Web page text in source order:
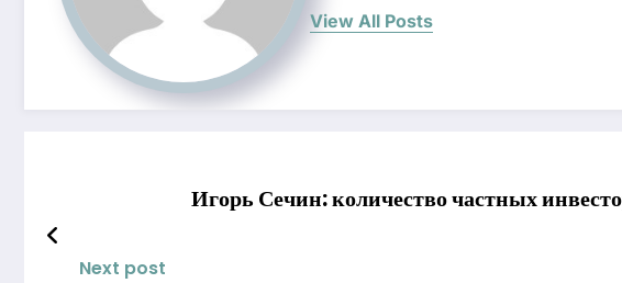
View All Posts
Игорь Сечин: количество частных
Next post